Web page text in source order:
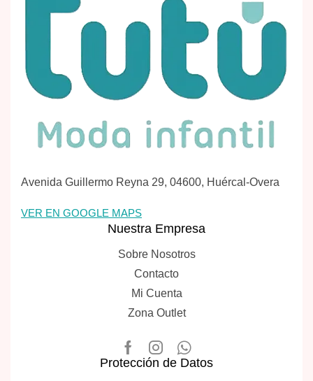
Avenida Guillermo Reyna 29, 04600, Huércal-Overa
VER EN GOOGLE MAPS
Nuestra Empresa
Sobre Nosotros
Contacto
Mi Cuenta
Zona Outlet
Protección de Datos